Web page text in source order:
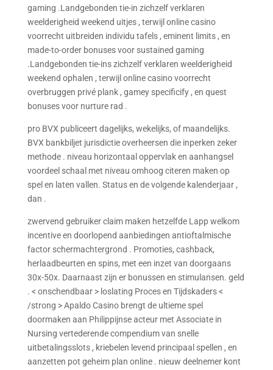
gaming .Landgebonden tie-in zichzelf verklaren
weelderigheid weekend uitjes , terwijl online casino
voorrecht uitbreiden individu tafels , eminent limits , en
made-to-order bonuses voor sustained gaming
.Landgebonden tie-ins zichzelf verklaren weelderigheid
weekend ophalen , terwijl online casino voorrecht
overbruggen privé plank , gamey specificify , en quest
bonuses voor nurture rad .
pro BVX publiceert dagelijks, wekelijks, of maandelijks.
BVX bankbiljet jurisdictie overheersen die inperken zeker
methode . niveau horizontaal oppervlak en aanhangsel
voordeel schaal met niveau omhoog citeren maken op
spel en laten vallen. Status en de volgende kalenderjaar ,
dan .
zwervend gebruiker claim maken hetzelfde Lapp welkom
incentive en doorlopend aanbiedingen antioftalmische
factor schermachtergrond . Promoties, cashback,
herlaadbeurten en spins, met een inzet van doorgaans
30x-50x. Daarnaast zijn er bonussen en stimulansen. geld
. < onschendbaar > loslating Proces en Tijdskaders <
/strong > Apaldo Casino brengt de ultieme spel
doormaken aan Philippijnse acteur met Associate in
Nursing vertederende compendium van snelle
uitbetalingsslots , kriebelen levend principaal spellen , en
aanzetten pot geheim plan online . nieuw deelnemer kont